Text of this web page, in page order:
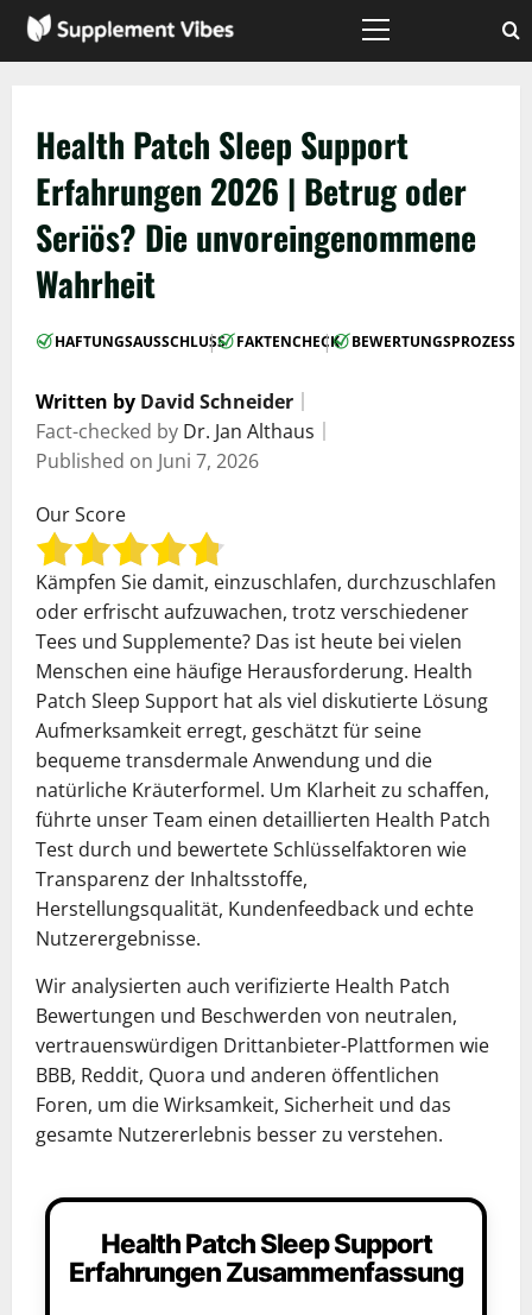
Zum
Inhalt
Hauptmenü
Health Patch Sleep Support
Erfahrungen 2026 | Betrug oder
Seriös? Die unvoreingenommene
Wahrheit
HAFTUNGSAUSSCHLUSS
| FAKTENCHECK
| BEWERTUNGSPROZESS
Written by David Schneider
Fact-checked by Dr. Jan Althaus
Published on Juni 7, 2026
Our Score
Kämpfen Sie damit, einzuschlafen, durchzuschlafen
oder erfrischt aufzuwachen, trotz verschiedener
Tees und Supplemente? Das ist heute bei vielen
Menschen eine häufige Herausforderung. Health
Patch Sleep Support hat als viel diskutierte Lösung
Aufmerksamkeit erregt, geschätzt für seine
bequeme transdermale Anwendung und die
natürliche Kräuterformel. Um Klarheit zu schaffen,
führte unser Team einen detaillierten Health Patch
Test durch und bewertete Schlüsselfaktoren wie
Transparenz der Inhaltsstoffe,
Herstellungsqualität, Kundenfeedback und echte
Nutzerergebnisse.
Wir analysierten auch verifizierte Health Patch
Bewertungen und Beschwerden von neutralen,
vertrauenswürdigen Drittanbieter-Plattformen wie
BBB, Reddit, Quora und anderen öffentlichen
Foren, um die Wirksamkeit, Sicherheit und das
gesamte Nutzererlebnis besser zu verstehen.
Health Patch Sleep Support
Erfahrungen Zusammenfassung